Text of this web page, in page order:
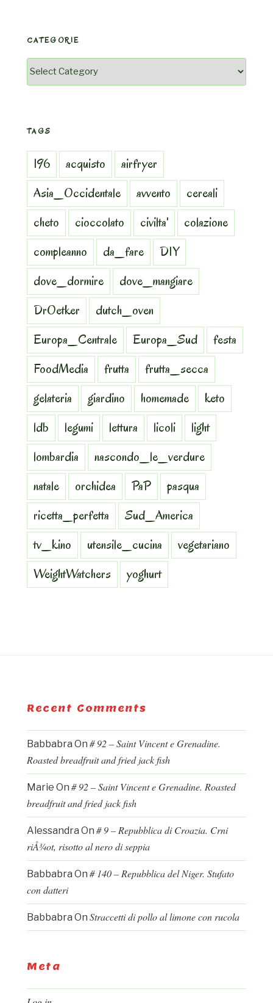
CATEGORIE
Categorie
TAGS
196 acquisto
airfryer
Asia_Occidentale
avvento
cereali
cheto
cioccolato civilta'
colazione
compleanno
da_fare
DIY
dove_dormire
dove_mangiare
DrOetker
dutch_oven
Europa_Centrale
Europa_Sud
festa
FoodMedia
frutta
frutta_secca
gelateria
giardino homemade
keto
ldb
legumi lettura licoli
light
lombardia
nascondo_le_verdure
natale
orchidea PaP
pasqua
ricetta_perfetta
Sud_America
tv_kino
utensile_cucina
vegetariano
WeightWatchers
yoghurt
Recent Comments
Babbabra On # 92 – Saint Vincent e Grenadine.
Roasted breadfruit and fried jack fish
Marie On # 92 – Saint Vincent e Grenadine. Roasted
breadfruit and fried jack fish
Alessandra On # 9 – Repubblica di Croazia. Crni
riÅ¾ot, risotto al nero di seppia
Babbabra On # 140 – Repubblica del Niger. Stufato
con datteri
Babbabra On Straccetti di pollo al limone con rucola
Meta